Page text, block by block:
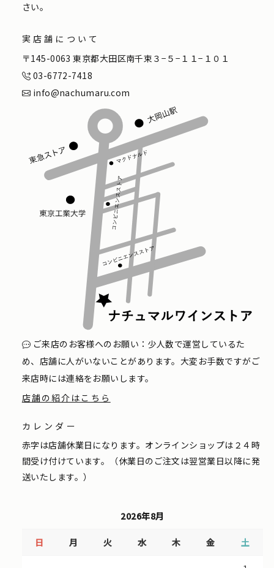
さい。
実店舗について
〒145-0063 東京都大田区南千束３−５−１１−１０１
03-6772-7418
info@nachumaru.com
ご来店のお客様へのお願い：少人数で運営しているた
め、店舗に人がいないことがあります。大変お手数ですがご
来店時には連絡をお願いします。
店舗の紹介はこちら
カレンダー
赤字は店舗休業日になります。オンラインショップは２４時
間受け付けています。（休業日のご注文は翌営業日以降に発
送いたします。）
2026年8月
日 月 火 水 木 金 土